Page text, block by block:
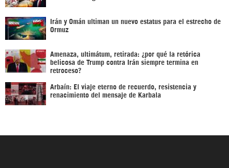
Irán y Omán ultiman un nuevo estatus para el estrecho de
Ormuz
Amenaza, ultimátum, retirada: ¿por qué la retórica
belicosa de Trump contra Irán siempre termina en
retroceso?
Arbaín: El viaje eterno de recuerdo, resistencia y
renacimiento del mensaje de Karbala